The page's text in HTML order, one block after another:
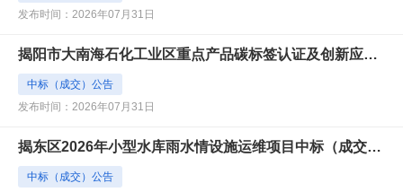
发布时间：2026年07月31日
揭阳市大南海石化工业区重点产品碳标签认证及创新应用项目中标（成交）公告
中标（成交）公告
发布时间：2026年07月31日
揭东区2026年小型水库雨水情设施运维项目中标（成交）公告
中标（成交）公告